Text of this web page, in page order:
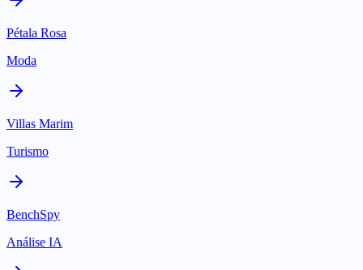
Pétala Rosa
Moda
Villas Marim
Turismo
BenchSpy
Análise IA